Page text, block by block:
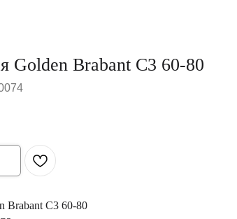
Golden Brabant C3 60-80
Brabant C3 60-80